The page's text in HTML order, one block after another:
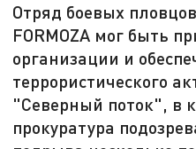
Отряд боевых
FORMOZA мог быть
организации и
террористического
"Северный поток", в
прокуратура